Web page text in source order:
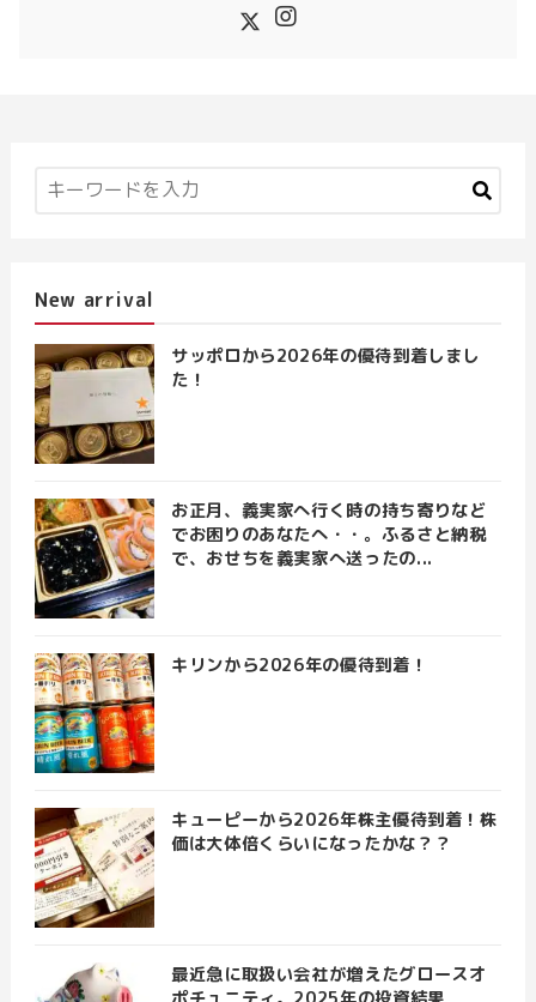
New arrival
サッポロから2026年の優待到着しまし
た！
お正月、義実家へ行く時の持ち寄りなど
でお困りのあなたへ・・。ふるさと納税
で、おせちを義実家へ送ったの...
キリンから2026年の優待到着！
キューピーから2026年株主優待到着！株
価は大体倍くらいになったかな？？
最近急に取扱い会社が増えたグロースオ